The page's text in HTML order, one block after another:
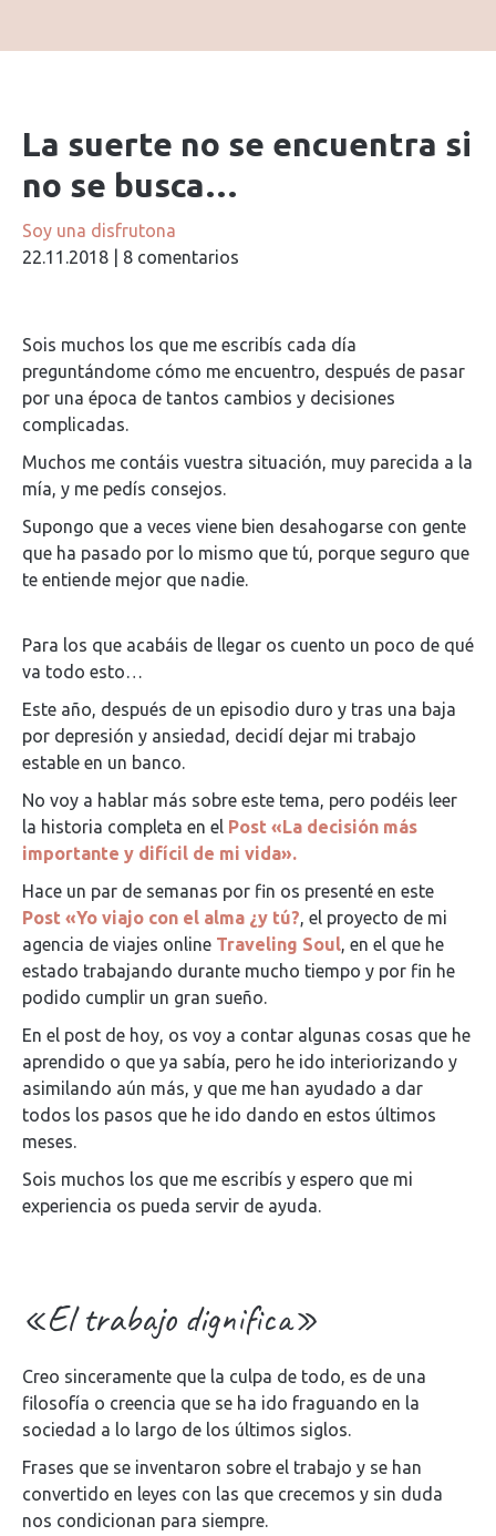
La suerte no se encuentra si
no se busca…
Soy una disfrutona
22.11.2018
8 comentarios
Sois muchos los que me escribís cada día
preguntándome cómo me encuentro, después de pasar
por una época de tantos cambios y decisiones
complicadas.
Muchos me contáis vuestra situación, muy parecida a la
mía, y me pedís consejos.
Supongo que a veces viene bien desahogarse con gente
que ha pasado por lo mismo que tú, porque seguro que
te entiende mejor que nadie.
Para los que acabáis de llegar os cuento un poco de qué
va todo esto…
Este año, después de un episodio duro y tras una baja
por depresión y ansiedad, decidí dejar mi trabajo
estable en un banco.
No voy a hablar más sobre este tema, pero podéis leer
la historia completa en el Post «La decisión más
importante y difícil de mi vida».
Hace un par de semanas por fin os presenté en este
Post «Yo viajo con el alma ¿y tú?, el proyecto de mi
agencia de viajes online Traveling Soul, en el que he
estado trabajando durante mucho tiempo y por fin he
podido cumplir un gran sueño.
En el post de hoy, os voy a contar algunas cosas que he
aprendido o que ya sabía, pero he ido interiorizando y
asimilando aún más, y que me han ayudado a dar
todos los pasos que he ido dando en estos últimos
meses.
Sois muchos los que me escribís y espero que mi
experiencia os pueda servir de ayuda.
«El trabajo dignifica»
Creo sinceramente que la culpa de todo, es de una
filosofía o creencia que se ha ido fraguando en la
sociedad a lo largo de los últimos siglos.
Frases que se inventaron sobre el trabajo y se han
convertido en leyes con las que crecemos y sin duda
nos condicionan para siempre.